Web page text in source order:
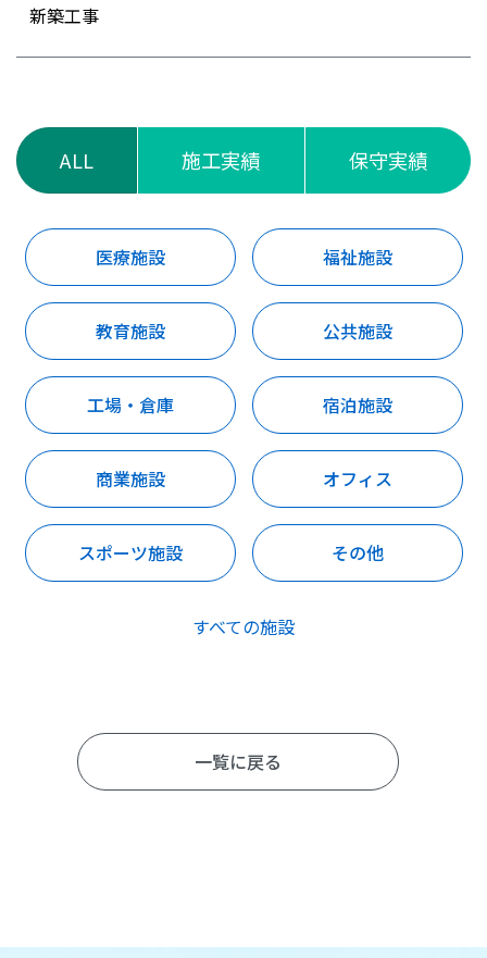
新築工事
ALL 施工実績 保守実績
医療施設 福祉施設
教育施設 公共施設
工場・倉庫 宿泊施設
商業施設 オフィス
スポーツ施設 その他
すべての施設
一覧に戻る